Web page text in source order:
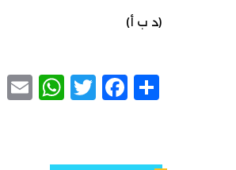
‏(د ب أ)
Share